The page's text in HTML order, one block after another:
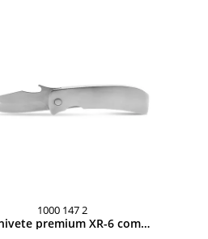
1000 147 2
premium XR-6 com